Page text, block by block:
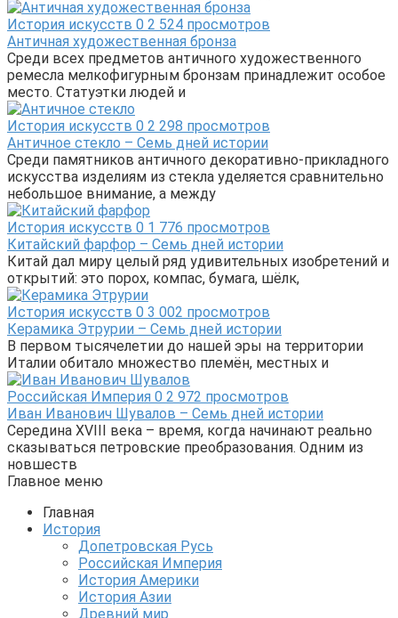
История искусств 0 2 524 просмотров
Античная художественная бронза
Среди всех предметов античного художественного
ремесла мелкофигурным бронзам принадлежит особое
место. Статуэтки людей и
История искусств 0 2 298 просмотров
Античное стекло – Семь дней истории
Среди памятников античного декоративно-прикладного
искусства изделиям из стекла уделяется сравнительно
небольшое внимание, а между
История искусств 0 1 776 просмотров
Китайский фарфор – Семь дней истории
Китай дал миру целый ряд удивительных изобретений и
открытий: это порох, компас, бумага, шёлк,
История искусств 0 3 002 просмотров
Керамика Этрурии – Семь дней истории
В первом тысячелетии до нашей эры на территории
Италии обитало множество племён, местных и
Российская Империя 0 2 972 просмотров
Иван Иванович Шувалов – Семь дней истории
Середина XVIII века – время, когда начинают реально
сказываться петровские преобразования. Одним из
новшеств
Главное меню
Главная
История
Допетровская Русь
Российская Империя
История Америки
История Азии
Древний мир